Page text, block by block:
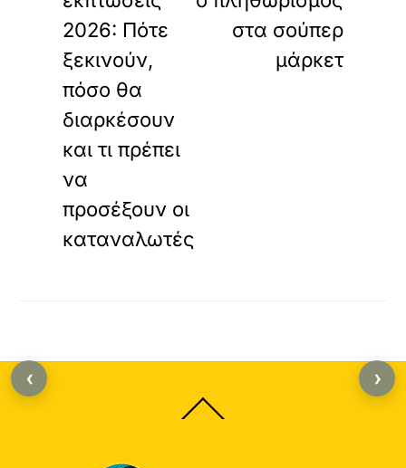
2026: Πότε
ξεκινούν,
πόσο θα
διαρκέσουν
και τι πρέπει
να
προσέξουν οι
καταναλωτές
στα σούπερ
μάρκετ
Back
To
‹ ›